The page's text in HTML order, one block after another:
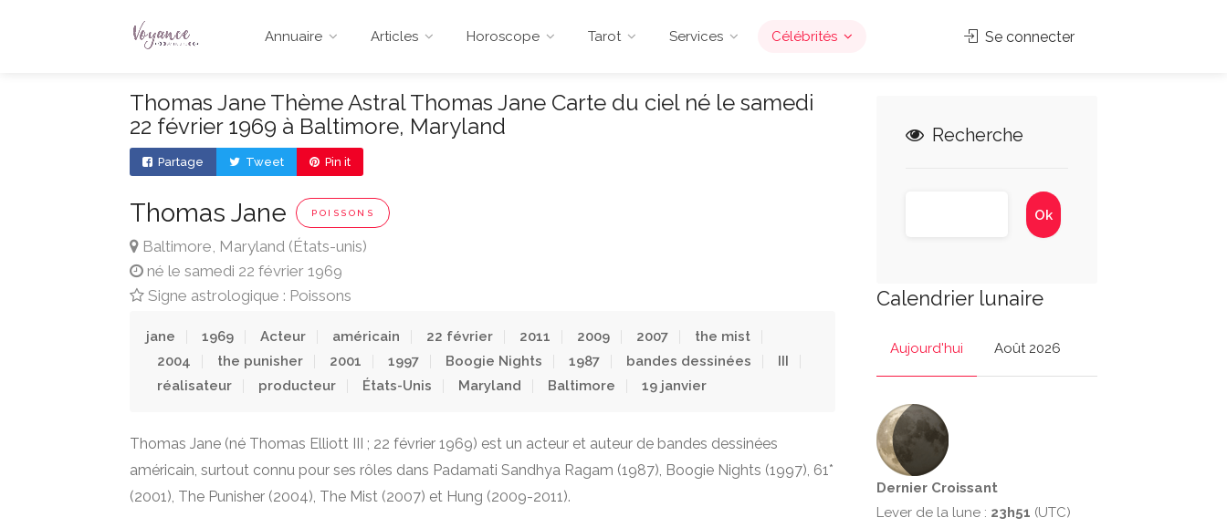
Annuaire Articles Horoscope Tarot Services Célébrités Se connecter
Thomas Jane Thème Astral Thomas Jane Carte du ciel né le samedi
22 février 1969 à Baltimore, Maryland
Partage Tweet Pin it
Thomas Jane POISSONS
Baltimore, Maryland (États-unis)
né le samedi 22 février 1969
Signe astrologique : Poissons
jane 1969 Acteur américain 22 février 2011 2009 2007
the mist
2004
the punisher 2001 1997 Boogie Nights 1987 bandes dessinées
III
réalisateur
producteur États-Unis Maryland Baltimore 19 janvier
Thomas Jane (né Thomas Elliott III ; 22 février 1969) est un acteur et auteur de bandes dessinées
américain, surtout connu pour ses rôles dans Padamati Sandhya Ragam (1987), Boogie Nights (1997), 61*
(2001), The Punisher (2004), The Mist (2007) et Hung (2009-2011).
Recherche
Calendrier lunaire
Aujourd'hui Août 2026
Dernier Croissant
Lever de la lune : 23h51 (UTC)